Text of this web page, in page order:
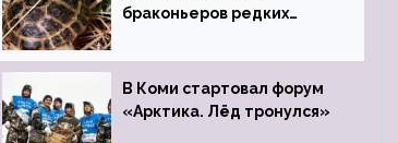
браконьеров редких
Ростовский зоопарк
В Коми стартовал форум
«Арктика. Лёд тронулся»